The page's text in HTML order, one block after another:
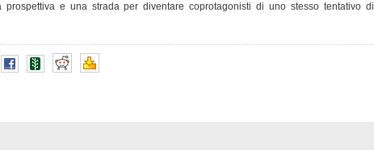
prospettiva e una strada per diventare coprotagonisti di uno stesso tentativo di